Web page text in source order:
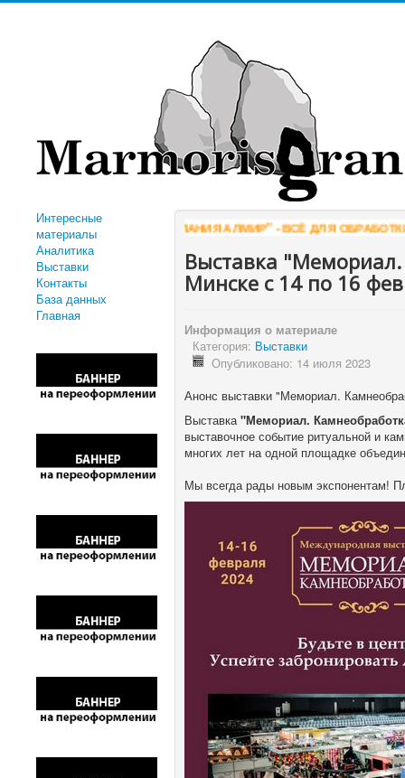
Интересные
материалы
Аналитика
Выставки
Контакты
База данных
Главная
"КОМПАНИЯ АЛМИР" - ВСЁ ДЛЯ ОБРАБОТКИ КАМНЯ
Выставка
Минске с 14 по 16
Информация о материале
Категория: Выставки
Опубликовано: 14 июля 2023
Анонс выставки "Мемориал.
Выставка"Мемориал.
выставочное событие ритуальной и
многих лет на одной площадке
Мы всегда рады новым экспонентам!